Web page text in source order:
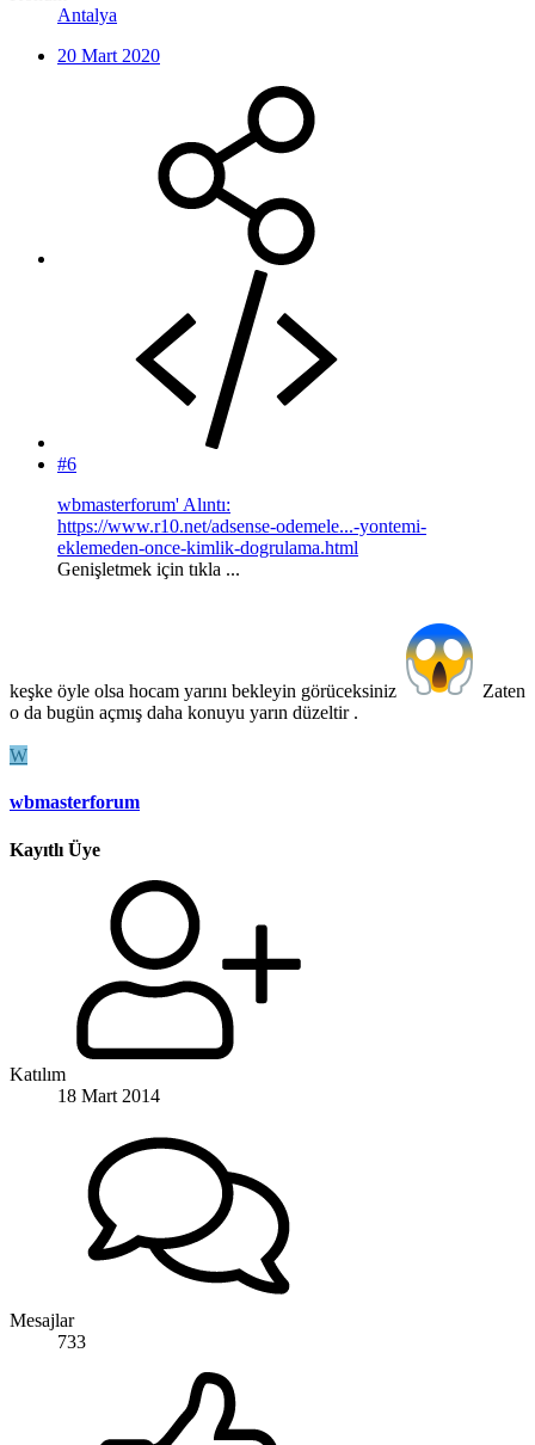
Antalya
20 Mart 2020
#6
wbmasterforum' Alıntı:
https://www.r10.net/adsense-odemele...-yontemi-
eklemeden-once-kimlik-dogrulama.html
Genişletmek için tıkla ...
keşke öyle olsa hocam yarını bekleyin görüceksiniz
Zaten
o da bugün açmış daha konuyu yarın düzeltir .
W
wbmasterforum
Kayıtlı Üye
Katılım
18 Mart 2014
Mesajlar
733